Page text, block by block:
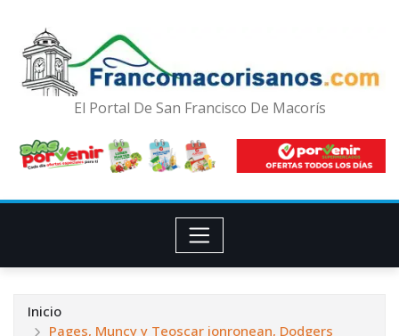
El Portal De San Francisco De Macorís
Inicio
Pages, Muncy y Teoscar jonronean, Dodgers